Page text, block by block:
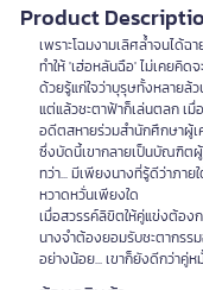
Product
เพราะโฉมงามเลิศล้ำจนได้ฉ
ทำให้ 'เฮ่อหลันฉือ' ไม่เคยคิด
ด้วยรู้แก่ใจว่าบุรุษทั้งหลาย
แต่แล้วชะตาฟ้าก็เล่นตลก เ
อดีตสหายร่วมสำนักศึกษาผู้เ
ซึ่งบัดนี้เขากลายเป็นบัณฑิต
ทว่า... มีเพียงนางที่รู้ดีว่าภ
หวาดหวั่นเพียงใด
เมื่อสวรรค์ลิขิตให้คู่แข่งต้อง
นางจำต้องยอมรับชะตากรร
อย่างน้อย... เขาก็ยังดีกว่าคู่